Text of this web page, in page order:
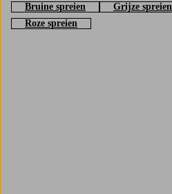
Bruine spreien
Grijze spreien
Roze spreien